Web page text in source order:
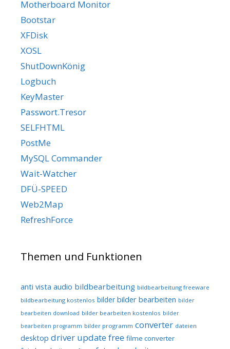
Motherboard Monitor
Bootstar
XFDisk
XOSL
ShutDownKönig
Logbuch
KeyMaster
Passwort.Tresor
SELFHTML
PostMe
MySQL Commander
Wait-Watcher
DFÜ-SPEED
Web2Map
RefreshForce
Themen und Funktionen
anti vista audio bildbearbeitung bildbearbeitung freeware
bildbearbeitung kostenlos bilder bilder bearbeiten bilder
bearbeiten download bilder bearbeiten kostenlos bilder
bearbeiten programm bilder programm converter dateien
desktop driver update free filme converter